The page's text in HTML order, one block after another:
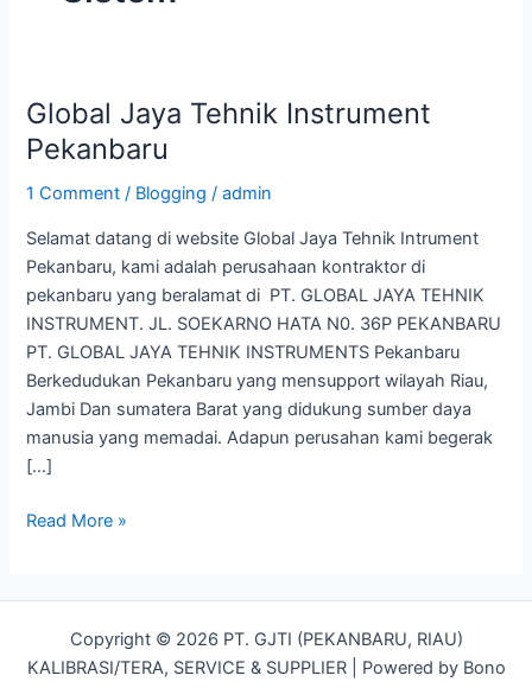
Global Jaya Tehnik Instrument
Pekanbaru
1 Comment / Blogging /admin
Selamat datang di website Global Jaya Tehnik Intrument
Pekanbaru, kami adalah perusahaan kontraktor di
pekanbaru yang beralamat di PT. GLOBAL JAYA TEHNIK
INSTRUMENT. JL. SOEKARNO HATA N0. 36P PEKANBARU
PT. GLOBAL JAYA TEHNIK INSTRUMENTS Pekanbaru
Berkedudukan Pekanbaru yang mensupport wilayah Riau,
Jambi Dan sumatera Barat yang didukung sumber daya
manusia yang memadai. Adapun perusahan kami begerak
[…]
Global
Jaya
Tehnik
Instrument
Read More »
Copyright © 2026 PT. GJTI (PEKANBARU, RIAU)
KALIBRASI/TERA, SERVICE & SUPPLIER | Powered by Bono